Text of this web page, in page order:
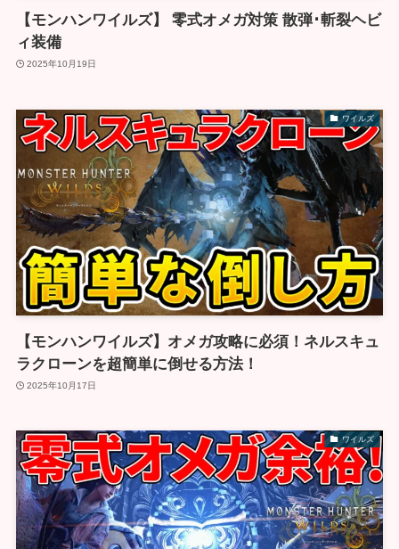
【モンハンワイルズ】 零式オメガ対策 散弾･斬裂ヘビ
ィ装備
2025年10月19日
ワイルズ
【モンハンワイルズ】オメガ攻略に必須！ネルスキュ
ラクローンを超簡単に倒せる方法！
2025年10月17日
ワイルズ